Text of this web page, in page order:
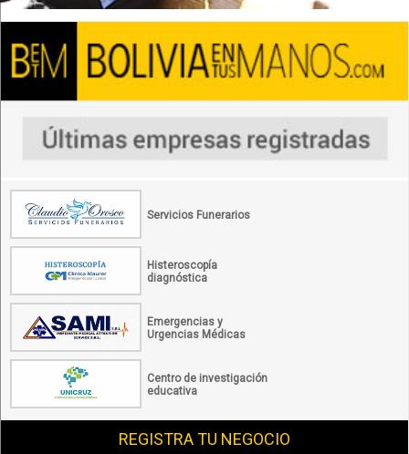
Servicios Funerarios
Histeroscopía
diagnóstica
Emergencias y
Urgencias Médicas
Centro de investigación
educativa
REGISTRA TU NEGOCIO